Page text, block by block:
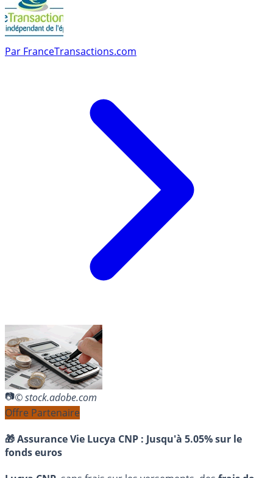
Par FranceTransactions.com
© stock.adobe.com
Offre Partenaire
🎁 Assurance Vie Lucya CNP : Jusqu'à 5.05% sur le
fonds euros